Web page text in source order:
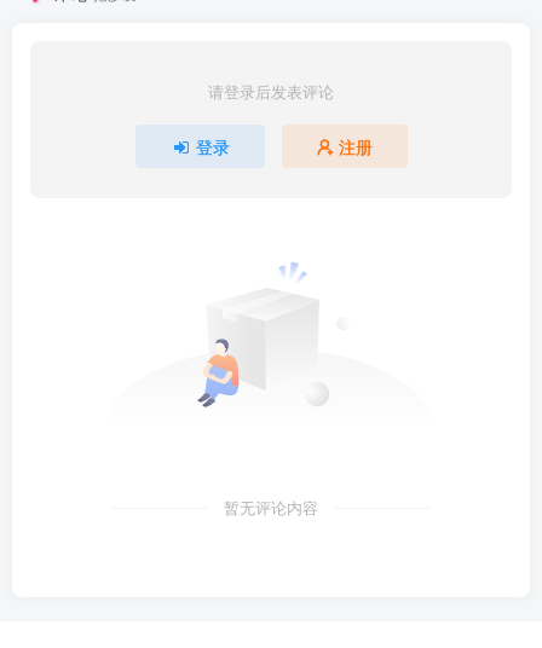
请登录后发表评论
登录 注册
暂无评论内容